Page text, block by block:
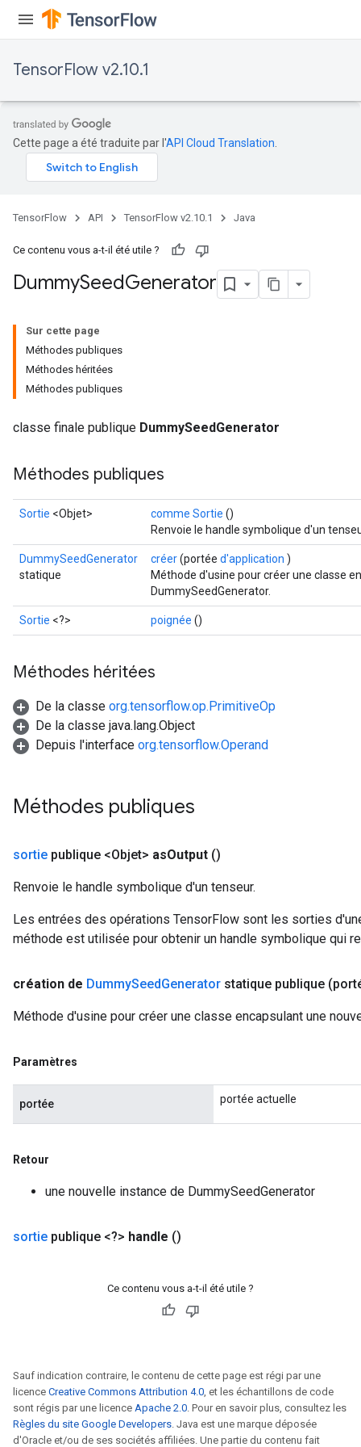
TensorFlow v2.10.1
Cette page a été traduite par l'API Cloud Translation
TensorFlow API TensorFlow v2.10.1 Java
Ce contenu vous a-t-il été utile ?
DummySeedGenerator
Sur cette page
Méthodes publiques
Méthodes héritées
Méthodes publiques
classe finale publique DummySeedGenerator
Méthodes publiques
Sortie <Objet> comme Sortie ()
Renvoie le handle symbolique d'un
DummySeedGenerator
statique
créer(portée d'application )
Méthode d'usine pour créer une classe
DummySeedGenerator.
Sortie <?> poignée ()
Méthodes héritées
De la classe org.tensorflow.op.PrimitiveOp
De la classe java.lang.Object
Depuis l'interface org.tensorflow.Operand
Méthodes publiques
sortie publique <Objet> asOutput ()
Renvoie le handle symbolique d'un tenseur.
Les entrées des opérations TensorFlow sont les sorties
méthode est utilisée pour obtenir un handle symbolique qui
création de DummySeedGenerator statique publique
Méthode d'usine pour créer une classe encapsulant une
Paramètres
portée portée actuelle
Retour
une nouvelle instance de DummySeedGenerator
sortie publique <?> handle ()
Ce contenu vous a-t-il été utile ?
Sauf indication contraire, le contenu de cette page est régi par une
licence Creative Commons Attribution 4.0, et les échantillons de code
sont régis par une licence Apache 2.0. Pour en savoir plus, consultez les
Règles du site Google Developers. Java est une marque déposée
d'Oracle et/ou de ses sociétés affiliées. Une partie du contenu fait